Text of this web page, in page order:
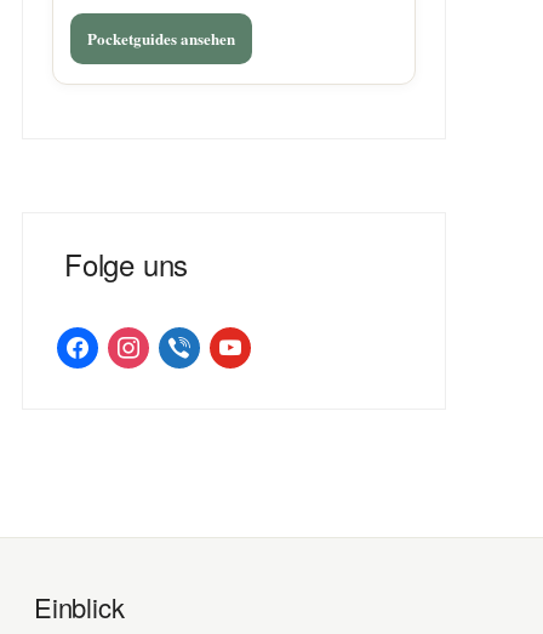
Pocketguides ansehen
Folge uns
facebookinstagramviber youtube
Einblick